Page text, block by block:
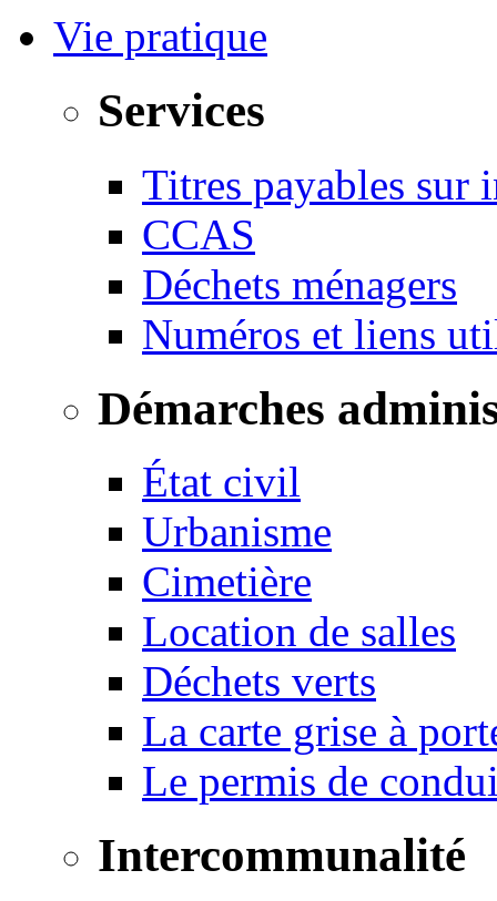
Vie pratique
Services
Titres payables sur
CCAS
Déchets ménagers
Numéros et liens
Démarches
État civil
Urbanisme
Cimetière
Location de salles
Déchets verts
La carte grise à
Le permis de
Intercommunalité